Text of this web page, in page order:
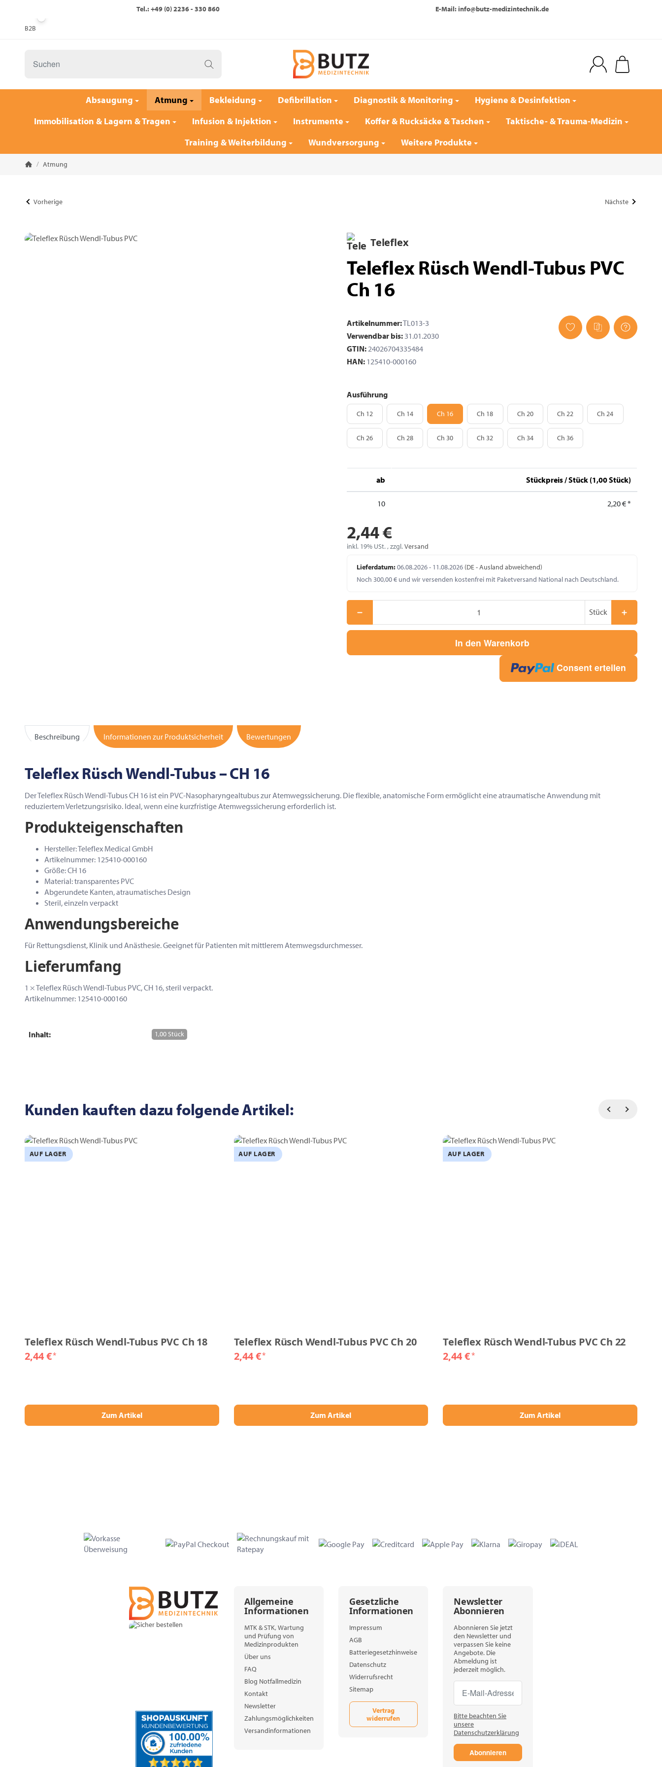
Tel.: +49 (0) 2236 - 330 860 E-Mail: info@butz-medizintechnik.de
B2B
Absaugung Atmung Bekleidung Defibrillation Diagnostik & Monitoring
Hygiene & Desinfektion
Immobilisation & Lagern & Tragen
Infusion & Injektion Instrumente Koffer & Rucksäcke & Taschen
Taktische- & Trauma-Medizin
Training & Weiterbildung
Wundversorgung Weitere Produkte
/ Atmung
Vorherige Nächste
Teleflex
Teleflex Rüsch Wendl-Tubus PVC
Ch 16
Artikelnummer:TL013-3
Verwendbar bis: 31.01.2030
GTIN: 24026704335484
HAN: 125410-000160
Ausführung
Ch 12Ch 12 Ch 14Ch 14 Ch 16Ch 16 Ch 18Ch 18 Ch 20Ch 20 Ch 22Ch 22 Ch 24Ch 24
Ch 26Ch 26 Ch 28Ch 28 Ch 30Ch 30 Ch 32Ch 32 Ch 34Ch 34 Ch 36Ch 36
ab Stückpreis / Stück (1,00 Stück)
10 2,20 €*
2,44 €
inkl. 19% USt. , zzgl.Versand
Lieferdatum:06.08.2026 - 11.08.2026 (DE - Ausland abweichend)
Noch 300,00 € und wir versenden kostenfrei mit Paketversand National nach Deutschland.
Stück
In den Warenkorb
Consent erteilen
Beschreibung Informationen zur Produktsicherheit Bewertungen
Teleflex Rüsch Wendl-Tubus – CH 16
Der Teleflex Rüsch Wendl-Tubus CH 16 ist ein PVC-Nasopharyngealtubus zur Atemwegssicherung. Die flexible, anatomische Form ermöglicht eine atraumatische Anwendung mit
reduziertem Verletzungsrisiko. Ideal, wenn eine kurzfristige Atemwegssicherung erforderlich ist.
Produkteigenschaften
Hersteller: Teleflex Medical GmbH
Artikelnummer: 125410-000160
Größe: CH 16
Material: transparentes PVC
Abgerundete Kanten, atraumatisches Design
Steril, einzeln verpackt
Anwendungsbereiche
Für Rettungsdienst, Klinik und Anästhesie. Geeignet für Patienten mit mittlerem Atemwegsdurchmesser.
Lieferumfang
1 × Teleflex Rüsch Wendl-Tubus PVC, CH 16, steril verpackt.
Artikelnummer: 125410-000160
Inhalt: 1,00 Stück
Kunden kauften dazu folgende Artikel:
AUF LAGER
Teleflex Rüsch Wendl-Tubus PVC Ch 18
2,44 €*
Zum Artikel
AUF LAGER
Teleflex Rüsch Wendl-Tubus PVC Ch 20
2,44 €*
Zum Artikel
AUF LAGER
Teleflex Rüsch Wendl-Tubus PVC Ch 22
2,44 €*
Zum Artikel
Allgemeine
Informationen
MTK & STK, Wartung
und Prüfung von
Medizinprodukten
Über uns
FAQ
Blog Notfallmedizin
Kontakt
Newsletter
Zahlungsmöglichkeiten
Versandinformationen
Gesetzliche
Informationen
Impressum
AGB
Batteriegesetzhinweise
Datenschutz
Widerrufsrecht
Sitemap
Vertrag
widerrufen
Newsletter
Abonnieren
Abonnieren Sie jetzt
den Newsletter und
verpassen Sie keine
Angebote. Die
Abmeldung ist
jederzeit möglich.
Newsletter Abonnieren
Newsletter Abonnieren
Bitte beachten Sie
unsere
Datenschutzerklärung
Abonnieren